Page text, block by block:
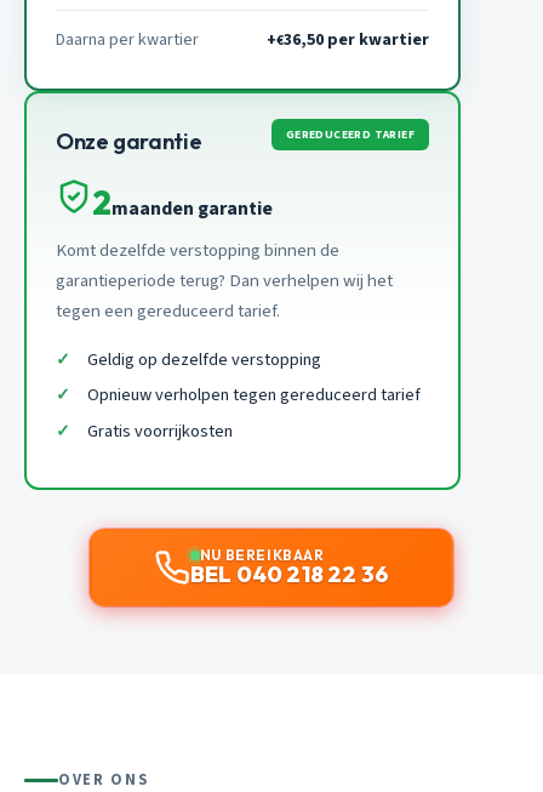
Daarna per kwartier +€36,50 per kwartier
Onze garantie GEREDUCEERD TARIEF
2maanden garantie
Komt dezelfde verstopping binnen de
garantieperiode terug? Dan verhelpen wij het
tegen een gereduceerd tarief.
Geldig op dezelfde verstopping
Opnieuw verholpen tegen gereduceerd tarief
Gratis voorrijkosten
NU BEREIKBAAR
BEL 040 218 22 36
OVER ONS